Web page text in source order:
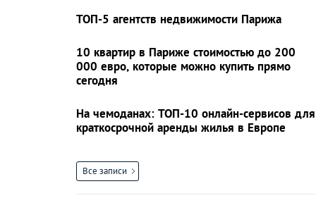
ТОП-5 агентств недвижимости Парижа
10 квартир в Париже стоимостью до 200
000 евро, которые можно купить прямо
сегодня
На чемоданах: ТОП-10 онлайн-сервисов для
краткосрочной аренды жилья в Европе
Все записи